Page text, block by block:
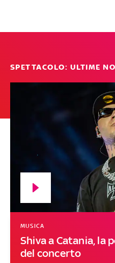
SPETTACOLO: ULTIME
Shiva a Catania, la
del concerto
MUSICA